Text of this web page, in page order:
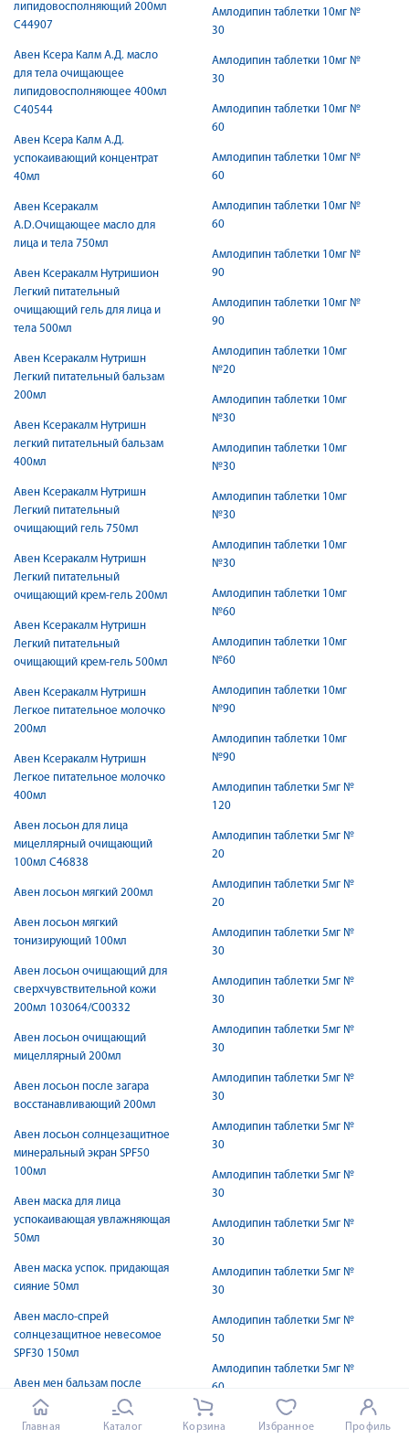
липидовосполняющий 200мл
C44907
Авен Ксера Калм А.Д. масло
для тела очищающее
липидовосполняющее 400мл
C40544
Авен Ксера Калм А.Д.
успокаивающий концентрат
40мл
Авен Ксеракалм
A.D.Очищающее масло для
лица и тела 750мл
Авен Ксеракалм Нутришион
Легкий питательный
очищающий гель для лица и
тела 500мл
Авен Ксеракалм Нутришн
Легкий питательный бальзам
200мл
Авен Ксеракалм Нутришн
легкий питательный бальзам
400мл
Авен Ксеракалм Нутришн
Легкий питательный
очищающий гель 750мл
Авен Ксеракалм Нутришн
Легкий питательный
очищающий крем-гель 200мл
Авен Ксеракалм Нутришн
Легкий питательный
очищающий крем-гель 500мл
Авен Ксеракалм Нутришн
Легкое питательное молочко
200мл
Авен Ксеракалм Нутришн
Легкое питательное молочко
400мл
Авен лосьон для лица
мицеллярный очищающий
100мл C46838
Авен лосьон мягкий 200мл
Авен лосьон мягкий
тонизирующий 100мл
Авен лосьон очищающий для
сверхчувствительной кожи
200мл 103064/С00332
Авен лосьон очищающий
мицеллярный 200мл
Авен лосьон после загара
восстанавливающий 200мл
Авен лосьон солнцезащитное
минеральный экран SPF50
100мл
Авен маска для лица
успокаивающая увлажняющая
50мл
Авен маска успок. придающая
сияние 50мл
Авен масло-спрей
солнцезащитное невесомое
SPF30 150мл
Авен мен бальзам после
бритья 75мл
Авен мен гель для бритья для
Амлодипин таблетки 10мг №
30
Амлодипин таблетки 10мг №
30
Амлодипин таблетки 10мг №
60
Амлодипин таблетки 10мг №
60
Амлодипин таблетки 10мг №
60
Амлодипин таблетки 10мг №
90
Амлодипин таблетки 10мг №
90
Амлодипин таблетки 10мг
№20
Амлодипин таблетки 10мг
№30
Амлодипин таблетки 10мг
№30
Амлодипин таблетки 10мг
№30
Амлодипин таблетки 10мг
№30
Амлодипин таблетки 10мг
№60
Амлодипин таблетки 10мг
№60
Амлодипин таблетки 10мг
№90
Амлодипин таблетки 10мг
№90
Амлодипин таблетки 5мг №
120
Амлодипин таблетки 5мг №
20
Амлодипин таблетки 5мг №
20
Амлодипин таблетки 5мг №
30
Амлодипин таблетки 5мг №
30
Амлодипин таблетки 5мг №
30
Амлодипин таблетки 5мг №
30
Амлодипин таблетки 5мг №
30
Амлодипин таблетки 5мг №
30
Амлодипин таблетки 5мг №
30
Амлодипин таблетки 5мг №
30
Амлодипин таблетки 5мг №
50
Амлодипин таблетки 5мг №
60
Амлодипин таблетки 5мг №
Главная Каталог Корзина Избранное Профиль